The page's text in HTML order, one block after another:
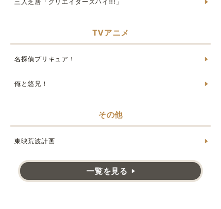
TVアニメ
名探偵プリキュア！
俺と悠兄！
その他
東映荒波計画
一覧を見る